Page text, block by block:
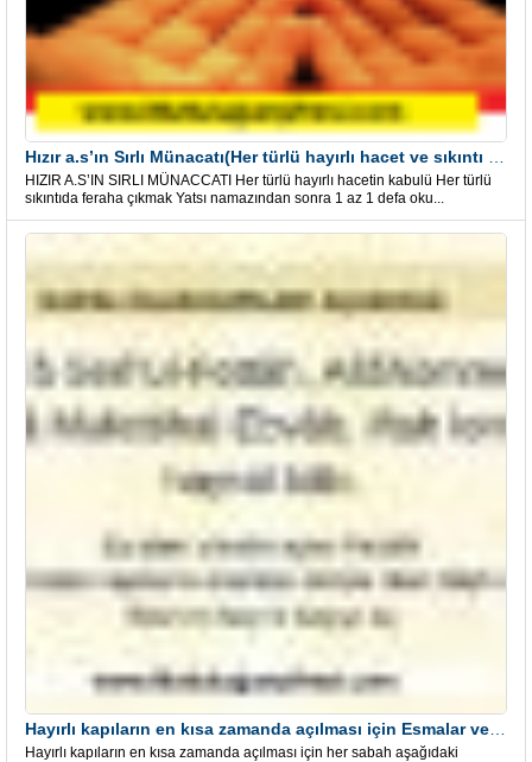
HIZIR A.S’IN SIRLI MÜNACCATI Her türlü hayırlı hacetin kabulü Her türlü
sıkıntıda feraha çıkmak Yatsı namazından sonra 1 az 1 defa oku...
Hayırlı kapıların en kısa zamanda açılması için her sabah aşağıdaki